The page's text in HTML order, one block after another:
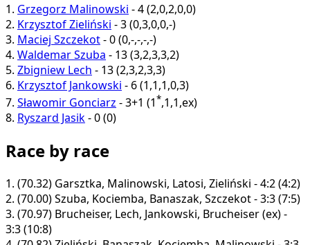
1. Grzegorz Malinowski -4(2,0,2,0,0)
2. Krzysztof Zieliński -3(0,3,0,0,-)
3. Maciej Szczekot-0(0,-,-,-,-)
4. Waldemar Szuba - 13(3,2,3,3,2)
5. Zbigniew Lech - 13(2,3,2,3,3)
6. Krzysztof Jankowski - 6(1,1,1,0,3)
7. Sławomir Gonciarz -3+1 (1*,1,1,ex)
8. Ryszard Jasik-0(0)
Race by race
1. (70.32) Garsztka, Malinowski, Latosi, Zieliński - 4:2 (4:2)
2. (70.00)Szuba, Kociemba, Banaszak, Szczekot - 3:3 (7:5)
3. (70.97) Brucheiser, Lech, Jankowski, Brucheiser (ex) -
3:3 (10:8)